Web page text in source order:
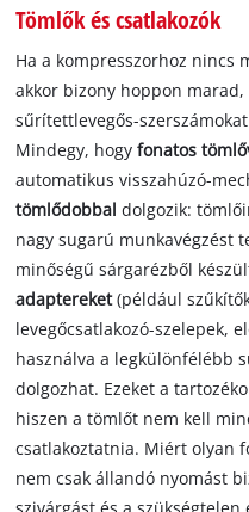
Tömlők és csatlakozók
Ha a kompresszorhoz nincs
akkor bizony hoppon
sűrítettlevegős-
Mindegy, hogyfonatos
automatikus visszahúzó-
tömlődobbaldolgozik:
nagy sugarú munkavégzést
minőségű sárgarézből
adaptereket(például
levegőcsatlakozó-szelepek,
használva a legkülönfélébb
dolgozhat. Ezeket a
hiszen a tömlőt nem kell
csatlakoztatnia. Miért olyan
nem csak állandó nyomást